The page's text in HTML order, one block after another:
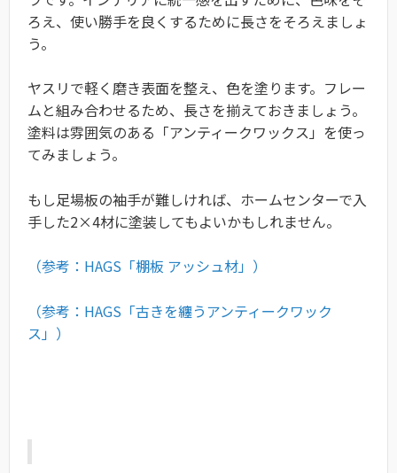
ろえ、使い勝手を良くするために長さをそろえましょ
う。
ヤスリで軽く磨き表面を整え、色を塗ります。フレー
ムと組み合わせるため、長さを揃えておきましょう。
塗料は雰囲気のある「アンティークワックス」を使っ
てみましょう。
もし足場板の袖手が難しければ、ホームセンターで入
手した2×4材に塗装してもよいかもしれません。
（参考：HAGS「棚板 アッシュ材」）
（参考：HAGS「古きを纏うアンティークワック
ス」）